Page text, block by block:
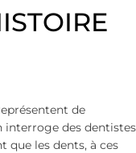
de
interroge des dentistes
que les dents, à ces